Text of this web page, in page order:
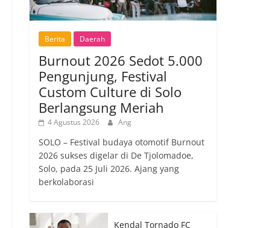
Berita Daerah
Burnout 2026 Sedot 5.000
Pengunjung, Festival
Custom Culture di Solo
Berlangsung Meriah
4 Agustus 2026 Ang
SOLO – Festival budaya otomotif Burnout
2026 sukses digelar di De Tjolomadoe,
Solo, pada 25 Juli 2026. Ajang yang
berkolaborasi
Kendal Tornado FC